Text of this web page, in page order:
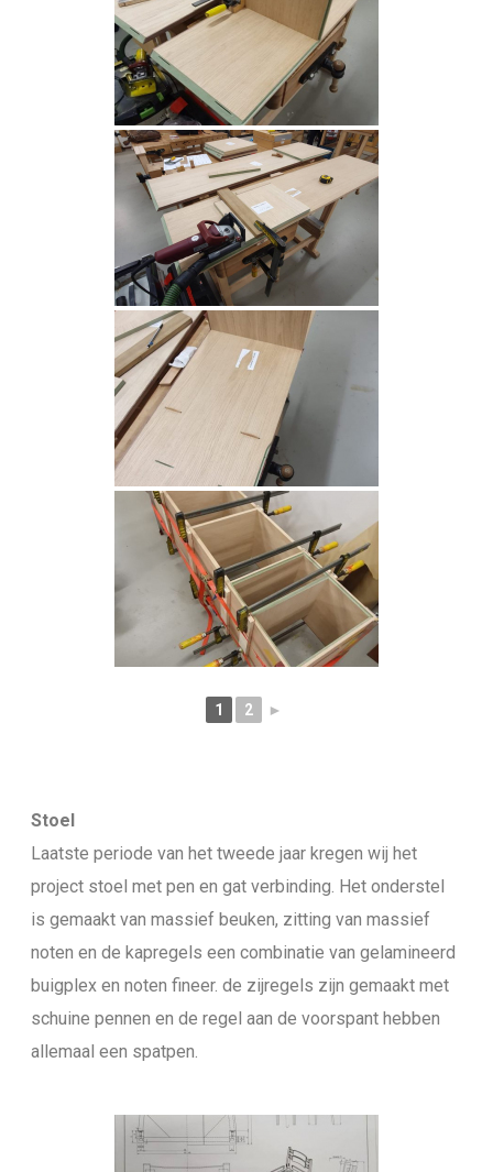
1 2 ►
Stoel
Laatste periode van het tweede jaar kregen wij het
project stoel met pen en gat verbinding. Het onderstel
is gemaakt van massief beuken, zitting van massief
noten en de kapregels een combinatie van gelamineerd
buigplex en noten fineer. de zijregels zijn gemaakt met
schuine pennen en de regel aan de voorspant hebben
allemaal een spatpen.